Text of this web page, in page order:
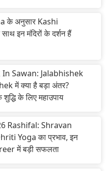
के अनुसार Kashi
इन मंदिरों के दर्शन हैं
Sawan: Jalabhishek
में क्या है बड़ा अंतर?
के लिए महाउपाय
Rashifal: Shravan
Yoga का प्रभाव, इन
में बड़ी सफलता